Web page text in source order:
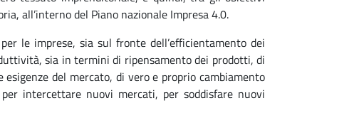
all’interno del Piano nazionale Impresa 4.0.
le imprese, sia sul fronte dell’efficientamento dei
sia in termini di ripensamento dei prodotti, di
del mercato, di vero e proprio cambiamento
intercettare nuovi mercati, per soddisfare nuovi